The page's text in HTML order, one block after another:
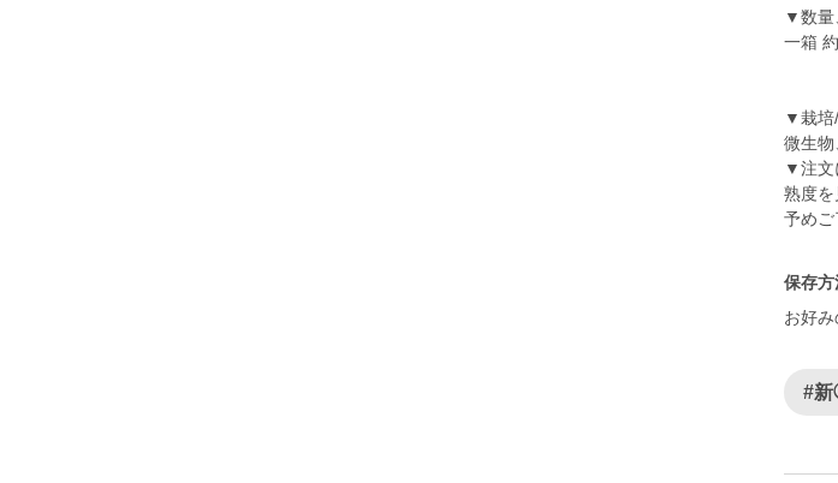
▼数量
一箱
▼栽培
微生
▼注
熟度
予めご
保存方
お好
#